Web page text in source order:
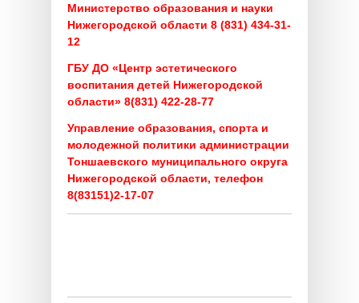
Министерство образования и науки
Нижегородской области 8 (831) 434-31-
12
ГБУ ДО «Центр эстетического
воспитания детей Нижегородской
области» 8(831) 422-28-77
Управление образования, спорта и
молодежной политики администрации
Тоншаевского муниципального округа
Нижегородской области, телефон
8(83151)2-17-07